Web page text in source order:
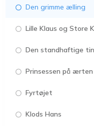
Den grimme ælling
Lille Klaus og Store
Den standhaftige
Prinsessen på ærten
Fyrtøjet
Klods Hans